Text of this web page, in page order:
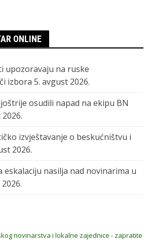
ONLINE
upozoravaju na ruske
izbora 5. avgust 2026.
osudili napad na ekipu BN
izvještavanje o beskućništvu i
2026.
eskalaciju nasilja nad novinarima u
novinarstva i lokalne zajednice - zapratite